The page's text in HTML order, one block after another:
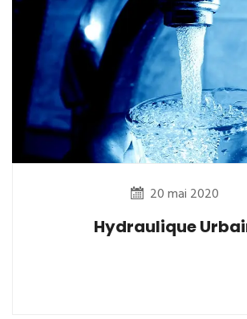
20 mai 2020
Hydraulique